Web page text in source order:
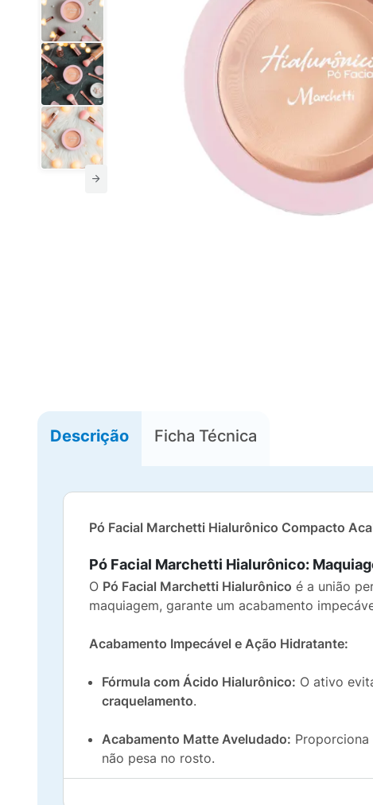
Descrição Ficha Técnica
Pó Facial Marchetti Hialurônico Compacto
Pó Facial Marchetti Hialurônico:
O Pó Facial Marchetti Hialurônico é a união
maquiagem, garante um acabamento
Acabamento Impecável e Ação Hidratante:
Fórmula com Ácido Hialurônico: O ativo
craquelamento.
Acabamento Matte Aveludado:
não pesa no rosto.
Ideal para ser usado